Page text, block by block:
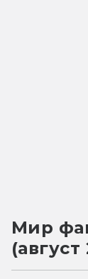
Мир
(август